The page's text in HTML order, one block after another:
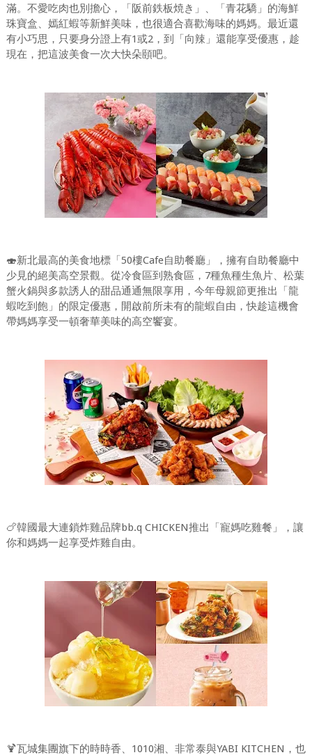
滿。不愛吃肉也別擔心，「阪前鉄板焼き」、「青花驕」的海鮮
珠寶盒、嫣紅蝦等新鮮美味，也很適合喜歡海味的媽媽。最近還
有小巧思，只要身分證上有1或2，到「向辣」還能享受優惠，趁
現在，把這波美食一次大快朵頤吧。
🍣新北最高的美食地標「50樓Cafe自助餐廳」，擁有自助餐廳中
少見的絕美高空景觀。從冷食區到熟食區，7種魚種生魚片、松葉
蟹火鍋與多款誘人的甜品通通無限享用，今年母親節更推出「龍
蝦吃到飽」的限定優惠，開啟前所未有的龍蝦自由，快趁這機會
帶媽媽享受一頓奢華美味的高空饗宴。
🍗韓國最大連鎖炸雞品牌bb.q CHICKEN推出「寵媽吃雞餐」，讓
你和媽媽一起享受炸雞自由。
🍹瓦城集團旗下的時時香、1010湘、非常泰與YABI KITCHEN，也